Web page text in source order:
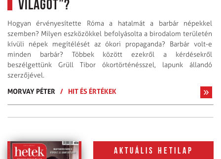
világot”?
Hogyan érvényesítette Róma a hatalmát a barbár népekkel
szemben? Milyen eszközökkel befolyásolta a birodalom területén
kívüli népek megítélését az ókori propaganda? Barbár volt-e
minden barbár? Többek között ezekről a kérdésekről
beszélgettünk Grüll Tibor ókor­törté­nésszel, lapunk állandó
szerzőjével.
MORVAY PÉTER
/ HIT ÉS ÉRTÉKEK
Aktuális hetilap